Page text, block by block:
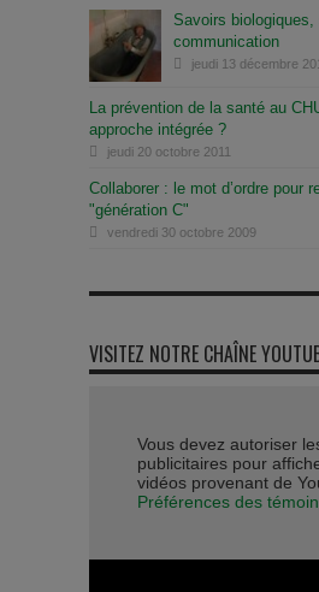
Savoirs biologiques,
communication
jeudi 13 décembre
La prévention de la santé au
approche intégrée ?
jeudi 20 octobre 2011
Collaborer : le mot d’ordre pour
"génération C"
vendredi 30 octobre 2009
VISITEZ NOTRE CHAÎNE
Vous devez autoriser
publicitaires pour
vidéos provenant de
Préférences des